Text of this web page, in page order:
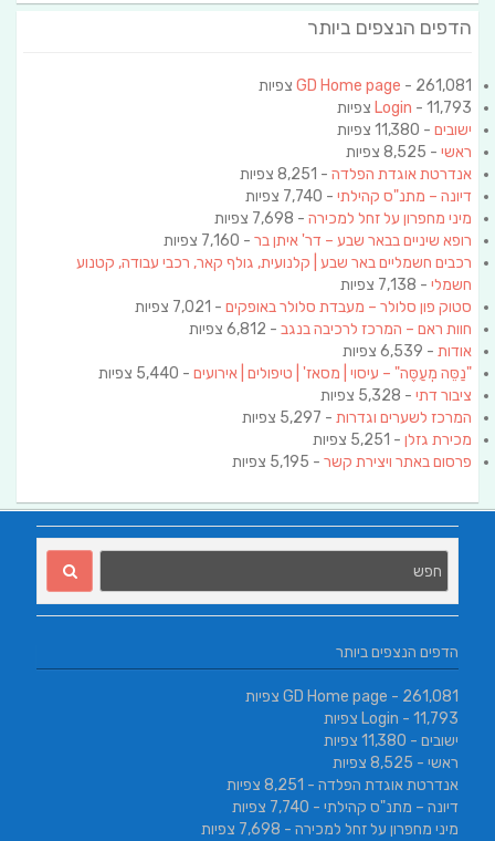
הדפים הנצפים ביותר
GD Home page - 261,081 צפיות
Login - 11,793 צפיות
ישובים - 11,380 צפיות
ראשי - 8,525 צפיות
אנדרטת אוגדת הפלדה - 8,251 צפיות
דיונה – מתנ"ס קהילתי - 7,740 צפיות
מיני מחפרון על זחל למכירה - 7,698 צפיות
רופא שיניים בבאר שבע – דר' איתן בר - 7,160 צפיות
רכבים חשמליים באר שבע | קלנועית, גולף קאר, רכבי עבודה, קטנוע
חשמלי - 7,138 צפיות
סטוק פון סלולר – מעבדת סלולר באופקים - 7,021 צפיות
חוות ראם – המרכז לרכיבה בנגב - 6,812 צפיות
אודות - 6,539 צפיות
"נַסֵּה מְעַסֶּה" – עיסוי | מסאז' | טיפולים | אירועים - 5,440 צפיות
ציבור דתי - 5,328 צפיות
המרכז לשערים וגדרות - 5,297 צפיות
מכירת גזלן - 5,251 צפיות
פרסום באתר ויצירת קשר - 5,195 צפיות
הדפים הנצפים ביותר
GD Home page - 261,081 צפיות
Login - 11,793 צפיות
ישובים - 11,380 צפיות
ראשי - 8,525 צפיות
אנדרטת אוגדת הפלדה - 8,251 צפיות
דיונה – מתנ"ס קהילתי - 7,740 צפיות
מיני מחפרון על זחל למכירה - 7,698 צפיות